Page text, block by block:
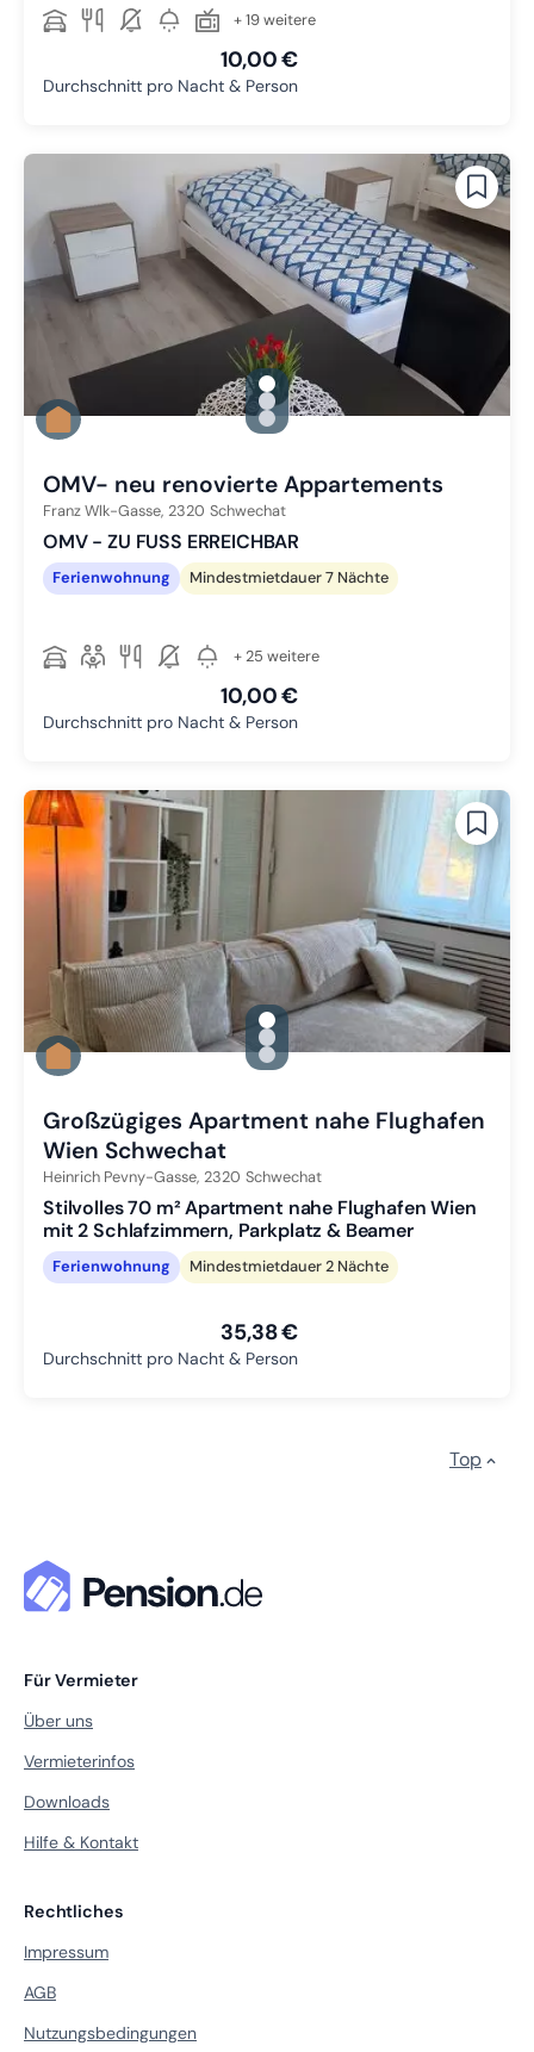
+ 19 weitere
10,00 €
Durchschnitt pro Nacht & Person
gallery.slide_selector
Zu Slide 1 wechseln
Zu Slide 2 wechseln
Zu Slide 3 wechseln
OMV- neu renovierte Appartements
Franz Wlk-Gasse, 2320 Schwechat
OMV - ZU FUSS ERREICHBAR
Ferienwohnung Mindestmietdauer 7 Nächte
+ 25 weitere
10,00 €
Durchschnitt pro Nacht & Person
gallery.slide_selector
Zu Slide 1 wechseln
Zu Slide 2 wechseln
Zu Slide 3 wechseln
Großzügiges Apartment nahe Flughafen
Wien Schwechat
Heinrich Pevny-Gasse, 2320 Schwechat
Stilvolles 70 m² Apartment nahe Flughafen Wien
mit 2 Schlafzimmern, Parkplatz & Beamer
Ferienwohnung Mindestmietdauer 2 Nächte
35,38 €
Durchschnitt pro Nacht & Person
Top
Für Vermieter
Über uns
Vermieterinfos
Downloads
Hilfe & Kontakt
Rechtliches
Impressum
AGB
Nutzungsbedingungen